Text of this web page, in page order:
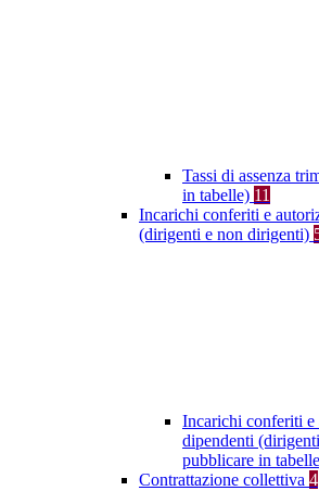
Tassi di assenza
in tabelle) 11
Incarichi conferiti e
(dirigenti e non dirigenti)
Incarichi conferiti e
dipendenti
pubblicare in
Contrattazione collettiva 4